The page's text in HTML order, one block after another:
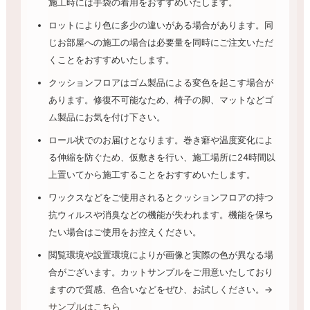
施工時には手袋の着用をおすすめいたします。
ロットにより色に多少の違いがある場合があります。同
じお部屋への施工の場合は必要量を同時にご注文いただ
くことをおすすめいたします。
クッションフロアはゴム製品による変色を起こす場合が
あります。修復不可能なため、椅子の脚、マットなどゴ
ム製品にお気を付け下さい。
ロール状でのお届けとなります。巻き癖や温度変化によ
る伸縮を防ぐため、仮敷きを行い、施工場所に24時間以
上置いてから施工することをおすすめいたします。
ワックスなどをご使用されるとクッションフロアの持つ
抗ウィルスや消臭などの機能が失われます。機能を保ち
たい場合はご使用をお控えください。
閲覧環境や設置環境によりが画像と実際の色が異なる場
合がございます。カットサンプルをご用意いたしており
ますので質感、色合いなどをぜひ、お試しください。→
サンプルはこちら